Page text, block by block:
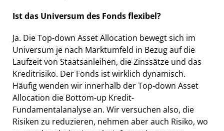
Ist das Universum des Fonds flexibel?
Ja. Die Top-down Asset Allocation bewegt sich im
Universum je nach Marktumfeld in Bezug auf die
Laufzeit von Staatsanleihen, die Zinssätze und das
Kreditrisiko. Der Fonds ist wirklich dynamisch.
Häufig wenden wir innerhalb der Top-down Asset
Allocation die Bottom-up Kredit-
Fundamentalanalyse an. Wir versuchen also, die
Risiken zu reduzieren, nehmen aber auch Risiko, wo